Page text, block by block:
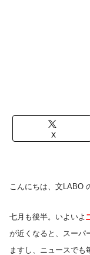
X
こんにちは、文LABO
七月も後半。いよいよ
が近くなると、スーパ
ますし、ニュースでも